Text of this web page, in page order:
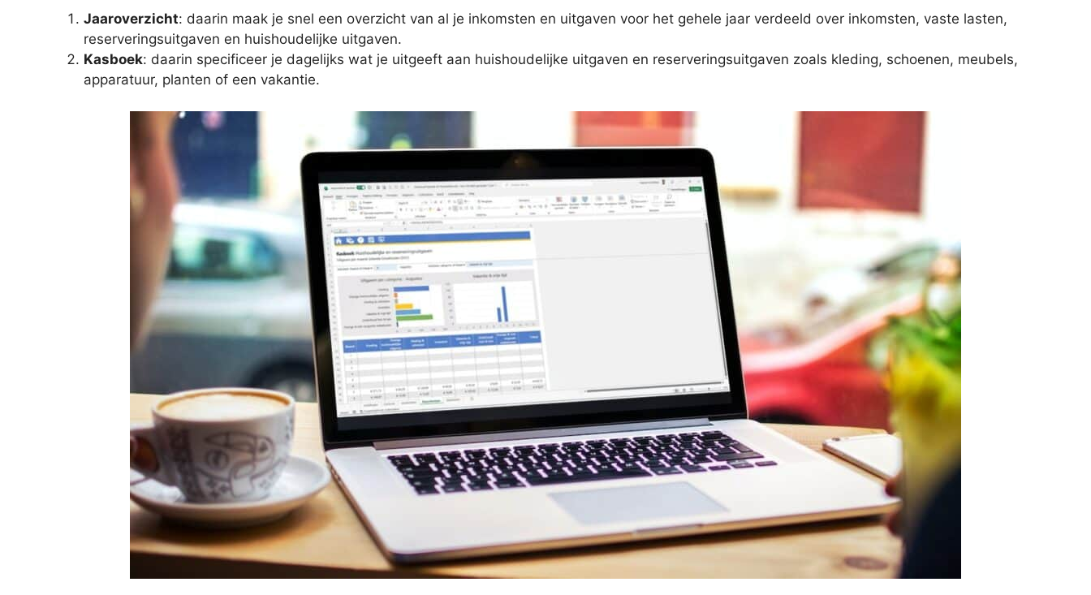
Jaaroverzicht: daarin maak je snel een overzicht van al je inkomsten en uitgaven voor het gehele jaar verdeeld over inkomsten, vaste lasten,
reserveringsuitgaven en huishoudelijke uitgaven.
Kasboek: daarin specificeer je dagelijks wat je uitgeeft aan huishoudelijke uitgaven en reserveringsuitgaven zoals kleding, schoenen, meubels,
apparatuur, planten of een vakantie.